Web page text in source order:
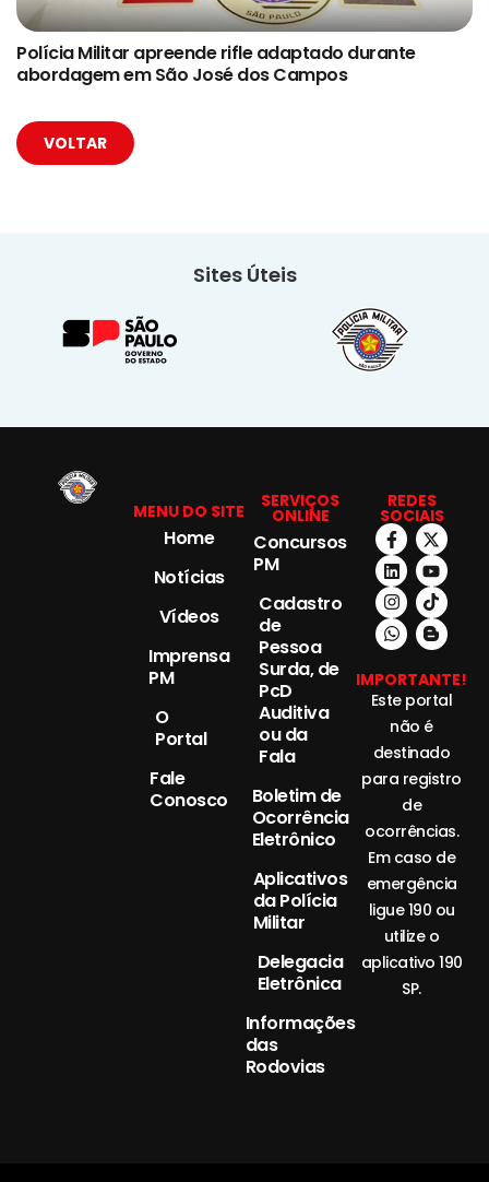
Polícia Militar apreende rifle adaptado durante
abordagem em São José dos Campos
VOLTAR
Sites Úteis
MENU DO SITE
Home
Notícias
Vídeos
Imprensa
PM
O
Portal
Fale
Conosco
SERVIÇOS
ONLINE
Concursos
PM
Cadastro
de
Pessoa
Surda, de
PcD
Auditiva
ou da
Fala
Boletim de
Ocorrência
Eletrônico
Aplicativos
da Polícia
Militar
Delegacia
Eletrônica
Informações
das
Rodovias
REDES
SOCIAIS
IMPORTANTE!
Este portal
não é
destinado
para registro
de
ocorrências.
Em caso de
emergência
ligue 190 ou
utilize o
aplicativo 190
SP.